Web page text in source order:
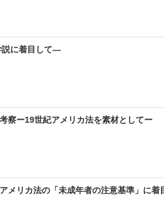
説に着目して―
察ー19世紀アメリカ法を素材としてー
メリカ法の「未成年者の注意基準」に着